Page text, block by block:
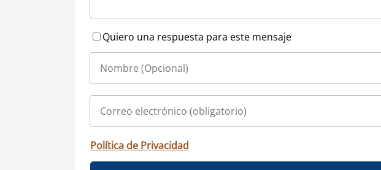
Quiero una respuesta para este mensaje
Política de Privacidad